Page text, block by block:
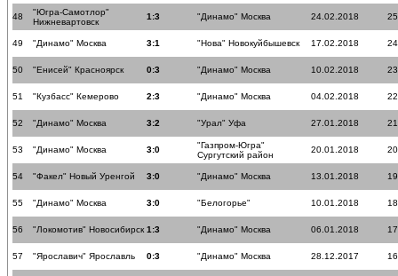
48
"Югра-Самотлор"
Нижневартовск
1:3 "Динамо" Москва 24.02.2018
49 "Динамо" Москва 3:1 "Нова" Новокуйбышевск 17.02.2018
50 "Енисей" Красноярск 0:3 "Динамо" Москва 10.02.2018
51 "Кузбасс" Кемерово 2:3 "Динамо" Москва 04.02.2018
52 "Динамо" Москва 3:2 "Урал" Уфа 27.01.2018
53 "Динамо" Москва 3:0
"Газпром-Югра"
Сургутский район
20.01.2018
54 "Факел" Новый Уренгой 3:0 "Динамо" Москва 13.01.2018
55 "Динамо" Москва 3:0 "Белогорье" 10.01.2018
56 "Локомотив" Новосибирск 1:3 "Динамо" Москва 06.01.2018
57 "Ярославич" Ярославль 0:3 "Динамо" Москва 28.12.2017